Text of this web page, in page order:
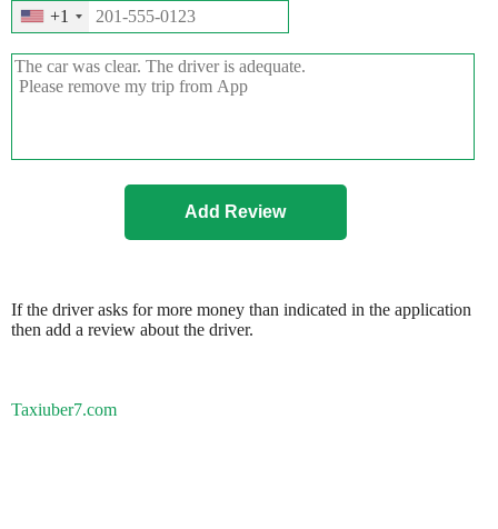
+1
If the driver asks for more money than indicated in the application
then add a review about the driver.
Taxiuber7.com